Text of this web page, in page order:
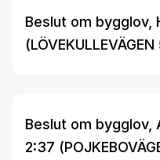
Beslut om bygglov,
(LÖVEKULLEVÄGEN
Beslut om bygglov,
2:37